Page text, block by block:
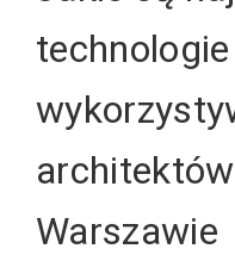
technologie
Warszawie